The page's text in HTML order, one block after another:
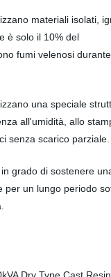
materiali isolati,
è solo il 10% del
fumi velenosi
una speciale
all'umidità, allo
senza scarico parziale.
grado di sostenere
per un lungo periodo